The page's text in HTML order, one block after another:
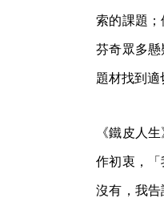
索的課題；
芬奇眾多
題材找到適
《鐵皮人
作初衷，
沒有，我